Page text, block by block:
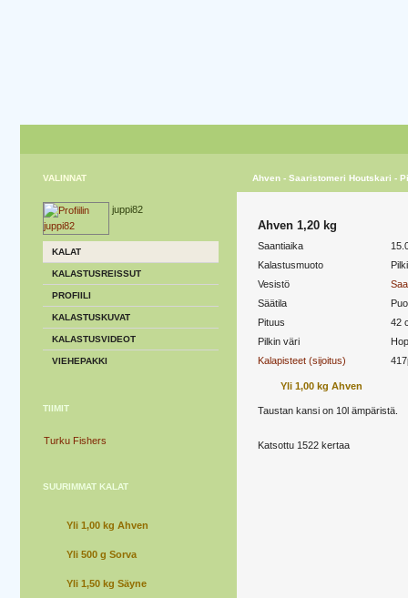
VALINNAT
juppi82
KALAT
KALASTUSREISSUT
PROFIILI
KALASTUSKUVAT
KALASTUSVIDEOT
VIEHEPAKKI
TIIMIT
Turku Fishers
SUURIMMAT KALAT
Yli 1,00 kg Ahven
Yli 500 g Sorva
Yli 1,50 kg Säyne
Ahven - Saaristomeri Houtskari -
Ahven 1,20 kg
Saantiaika
Kalastusmuoto
Vesistö
Säätila
Pituus
42
Pilkin väri
Kalapisteet (sijoitus)
Yli 1,00 kg Ahven
Taustan kansi on 10l ämpäristä.
Katsottu 1522 kertaa